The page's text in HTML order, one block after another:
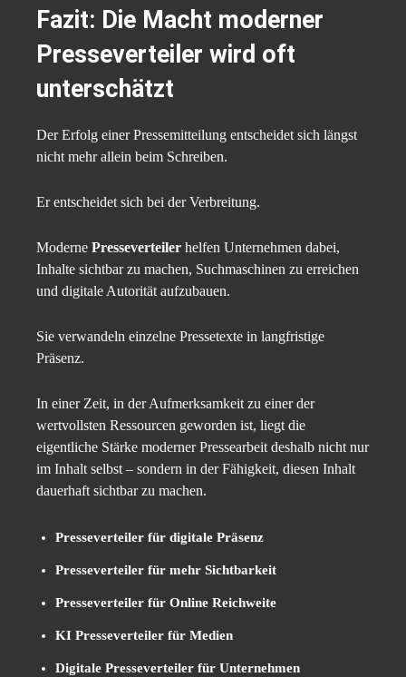
Fazit: Die Macht moderner
Presseverteiler wird oft
unterschätzt
Der Erfolg einer Pressemitteilung entscheidet sich längst
nicht mehr allein beim Schreiben.
Er entscheidet sich bei der Verbreitung.
Moderne Presseverteiler helfen Unternehmen dabei,
Inhalte sichtbar zu machen, Suchmaschinen zu erreichen
und digitale Autorität aufzubauen.
Sie verwandeln einzelne Pressetexte in langfristige
Präsenz.
In einer Zeit, in der Aufmerksamkeit zu einer der
wertvollsten Ressourcen geworden ist, liegt die
eigentliche Stärke moderner Pressearbeit deshalb nicht nur
im Inhalt selbst – sondern in der Fähigkeit, diesen Inhalt
dauerhaft sichtbar zu machen.
Presseverteiler für digitale Präsenz
Presseverteiler für mehr Sichtbarkeit
Presseverteiler für Online Reichweite
KI Presseverteiler für Medien
Digitale Presseverteiler für Unternehmen